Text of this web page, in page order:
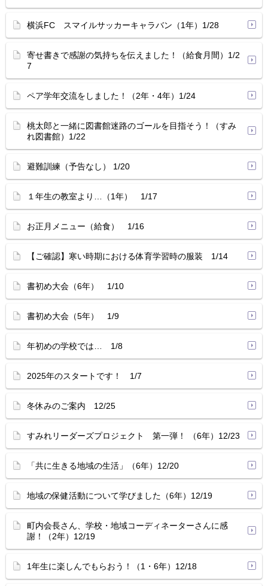
横浜FC スマイルサッカーキャラバン（1年）1/28
寄せ書きで感謝の気持ちを伝えました！（給食月間）1/2
7
ペア学年交流をしました！（2年・4年）1/24
桃太郎と一緒に図書館迷路のゴールを目指そう！（すみ
れ図書館）1/22
避難訓練（予告なし） 1/20
１年生の教室より…（1年） 1/17
お正月メニュー（給食） 1/16
【ご確認】寒い時期における体育学習時の服装 1/14
書初め大会（6年） 1/10
書初め大会（5年） 1/9
年初めの学校では… 1/8
2025年のスタートです！ 1/7
冬休みのご案内 12/25
すみれリーダーズプロジェクト 第一弾！ （6年）12/23
「共に生きる地域の生活」（6年）12/20
地域の保健活動について学びました（6年）12/19
町内会長さん、学校・地域コーディネーターさんに感
謝！（2年）12/19
1年生に楽しんでもらおう！（1・6年）12/18